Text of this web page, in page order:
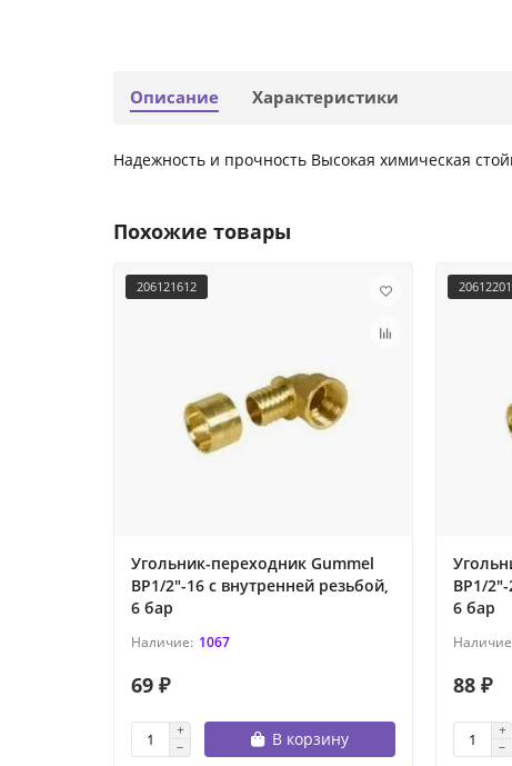
Описание Характеристики
Надежность и прочность Высокая химическая
Похожие товары
206121612
Угольник-переходник Gummel
ВР1/2"-16 с внутренней резьбой,
6 бар
1067
69 ₽
В корзину
ВР1/2"-
6 бар
88 ₽